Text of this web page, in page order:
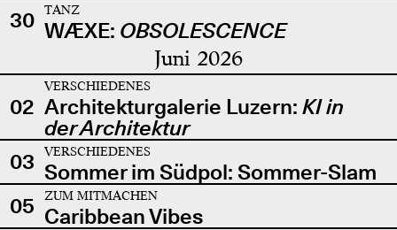
30
TANZ
WÆXE: OBSOLESCENCE
Juni 2026
02
VERSCHIEDENES
Architekturgalerie Luzern: KI in
der Architektur
03
VERSCHIEDENES
Sommer im Südpol: Sommer-Slam
05
ZUM MITMACHEN
Caribbean Vibes